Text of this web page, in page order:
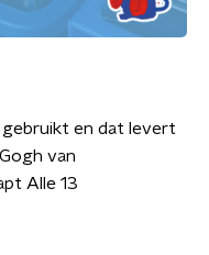
en dat levert
van
Alle 13